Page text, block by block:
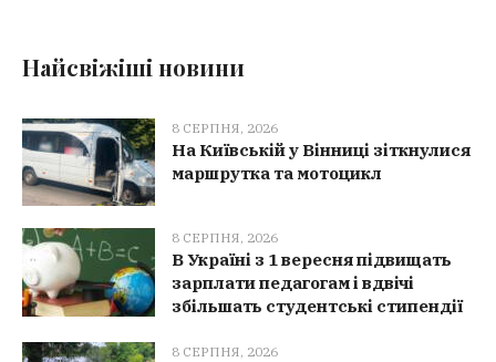
Найсвіжіші новини
8 СЕРПНЯ, 2026
На Київській у Вінниці зіткнулися
маршрутка та мотоцикл
8 СЕРПНЯ, 2026
В Україні з 1 вересня підвищать
зарплати педагогам і вдвічі
збільшать студентські стипендії
8 СЕРПНЯ, 2026